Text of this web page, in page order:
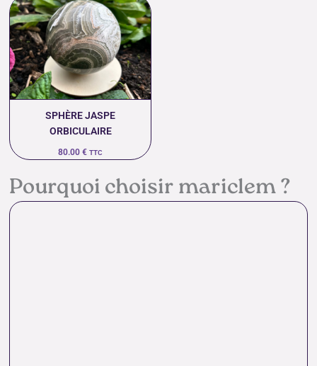
SPHÈRE JASPE
ORBICULAIRE
80.00€ TTC
Pourquoi choisir mariclem ?